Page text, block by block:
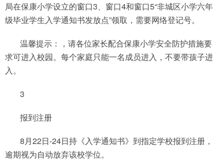
局在保康小学设立的窗口3、窗口4和窗口5“非城区小学六年
级毕业学生入学通知书发放点”领取，需要网络登记号。
温馨提示：，请各位家长配合保康小学安全防护措施要
求可进入校园。每个家庭只能一名成员进入，不要带孩子进
入。
3
报到注册
8月22日-24日持《入学通知书》到指定学校报到注册，
逾期视为自动放弃该校学位。